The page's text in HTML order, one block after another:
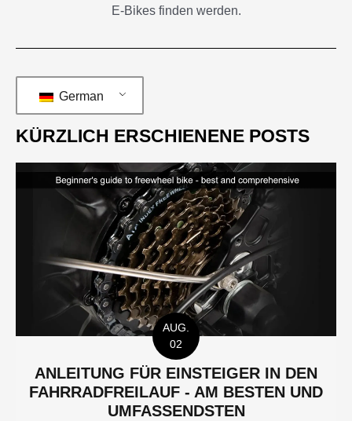
E-Bikes finden werden.
German
KÜRZLICH ERSCHIENENE POSTS
AUG.
02
ANLEITUNG FÜR EINSTEIGER IN DEN
FAHRRADFREILAUF - AM BESTEN UND
UMFASSENDSTEN